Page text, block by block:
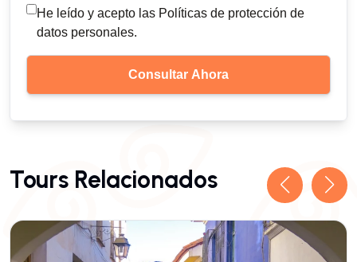
He leído y acepto las Políticas de protección de
datos personales.
Tours Relacionados